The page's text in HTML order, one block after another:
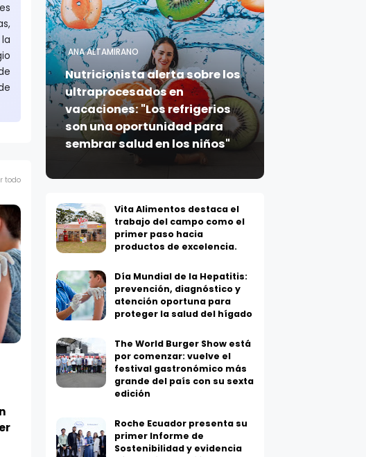
todo
ANA ALTAMIRANO
Nutricionista alerta sobre los
ultraprocesados en
vacaciones: "Los refrigerios
son una oportunidad para
sembrar salud en los niños"
Vita Alimentos destaca el
trabajo del campo como el
primer paso hacia
productos de excelencia.
Día Mundial de la Hepatitis:
prevención, diagnóstico y
atención oportuna para
proteger la salud del hígado
The World Burger Show está
por comenzar: vuelve el
festival gastronómico más
grande del país con su sexta
edición
Roche Ecuador presenta su
primer Informe de
Sostenibilidad y evidencia